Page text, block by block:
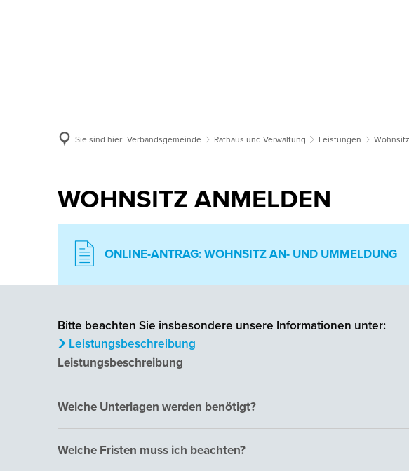
Sie sind hier: Verbandsgemeinde Rathaus und Verwaltung Leistungen
WOHNSITZ ANMELDEN
WOHNSITZ AN- UND UMMELDUNG
Bitte beachten Sie insbesondere unsere Informationen unter:
Leistungsbeschreibung
Leistungsbeschreibung
Welche Unterlagen werden benötigt?
Welche Fristen muss ich beachten?